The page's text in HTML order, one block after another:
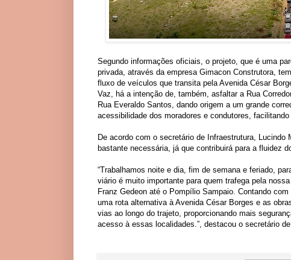
Segundo informações oficiais, o projeto, que é uma
privada, através da empresa Gimacon Construtora,
fluxo de veículos que transita pela Avenida César
Vaz, há a intenção de, também, asfaltar a Rua
Rua Everaldo Santos, dando origem a um grande
acessibilidade dos moradores e condutores,
De acordo com o secretário de Infraestrutura,
bastante necessária, já que contribuirá para a fluidez
“Trabalhamos noite e dia, fim de semana e feriado,
viário é muito importante para quem trafega pela
Franz Gedeon até o Pompílio Sampaio. Contando
uma rota alternativa à Avenida César Borges e as
vias ao longo do trajeto, proporcionando mais
acesso à essas localidades.”, destacou o secretário